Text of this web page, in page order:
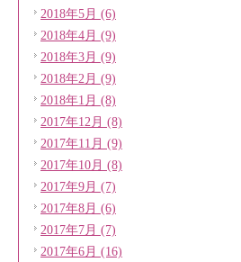
2018年5月 (6)
2018年4月 (9)
2018年3月 (9)
2018年2月 (9)
2018年1月 (8)
2017年12月 (8)
2017年11月 (9)
2017年10月 (8)
2017年9月 (7)
2017年8月 (6)
2017年7月 (7)
2017年6月 (16)